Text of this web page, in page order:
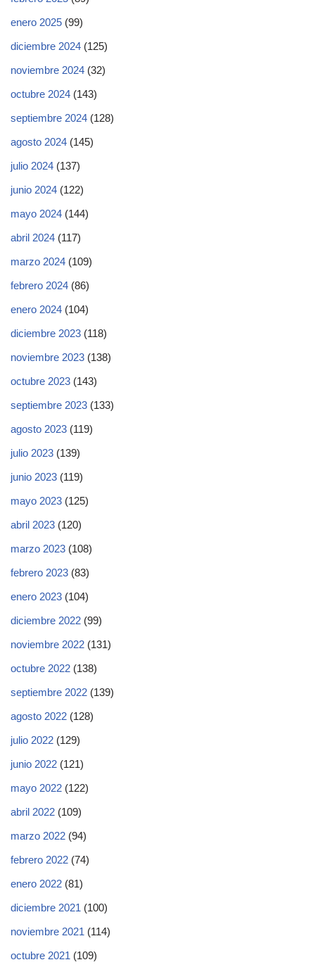
enero 2025 (99)
diciembre 2024 (125)
noviembre 2024 (32)
octubre 2024 (143)
septiembre 2024 (128)
agosto 2024 (145)
julio 2024 (137)
junio 2024 (122)
mayo 2024 (144)
abril 2024 (117)
marzo 2024 (109)
febrero 2024 (86)
enero 2024 (104)
diciembre 2023 (118)
noviembre 2023 (138)
octubre 2023 (143)
septiembre 2023 (133)
agosto 2023 (119)
julio 2023 (139)
junio 2023 (119)
mayo 2023 (125)
abril 2023 (120)
marzo 2023 (108)
febrero 2023 (83)
enero 2023 (104)
diciembre 2022 (99)
noviembre 2022 (131)
octubre 2022 (138)
septiembre 2022 (139)
agosto 2022 (128)
julio 2022 (129)
junio 2022 (121)
mayo 2022 (122)
abril 2022 (109)
marzo 2022 (94)
febrero 2022 (74)
enero 2022 (81)
diciembre 2021 (100)
noviembre 2021 (114)
octubre 2021 (109)